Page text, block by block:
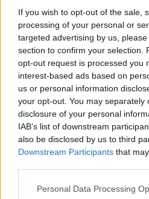
If you wish to opt-out of the sale,
processing of your personal or
targeted advertising by us,
section to confirm your selection.
opt-out request is processed you
interest-based ads based on
us or personal information
your opt-out. You may separately
disclosure of your personal
IAB’s list of downstream
also be disclosed by us to third
Downstream Participants that
Personal Data Processing
Hop Notch fixade välbesökt
Äntligen premiär. Nu har Hop
intresset för evenemanget var stort.